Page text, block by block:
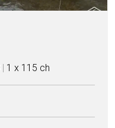
| 1 x 115 ch